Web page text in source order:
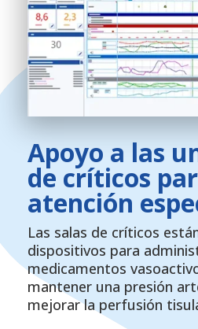
Apoyo a las
de críticos
atención
Las salas de críticos
dispositivos para
medicamentos
mantener una presión
mejorar la perfusión